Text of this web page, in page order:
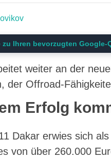
zu Ihren bevorzugten
weiter an der
der Offroad-
Erfolg
Dakar erwies sich
von über 260.000